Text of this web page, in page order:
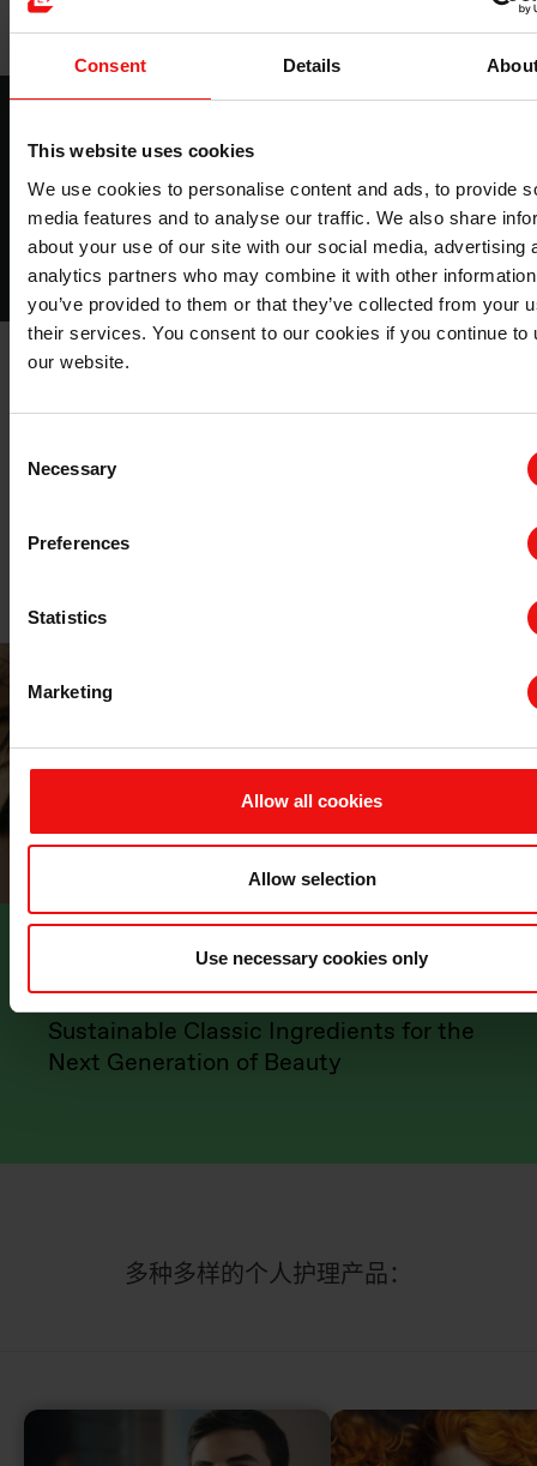
Consent Details
This website uses cookies
We use cookies to personalise content and ads, to provide
media features and to analyse our traffic. We also share
about your use of our site with our social media, advertising
analytics partners who may combine it with other
you’ve provided to them or that they’ve collected from your
their services. You consent to our cookies if you continue to
our website.
Selection
Necessary
Preferences
Statistics
Marketing
Allow all cookies
Allow selection
Use necessary cookies only
您需要了解的有关埃肯个人护理的所有信息
阅读更多内容
我们不止于当前已有产品，还将持续推出新产品以支持客
STORY
Sustainable Classic Ingredients for the
Next Generation of Beauty
多种多样的个人护理产品：